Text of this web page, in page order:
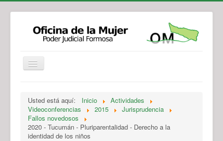
Legislación
Novedades
Recursos y Servicios de Atención
Usted está aquí: Inicio
Actividades
Videoconferencias
2015
Jurisprudencia
Fallos novedosos
2020 - Tucumán - Pluriparentalidad - Derecho a la
identidad de los niños